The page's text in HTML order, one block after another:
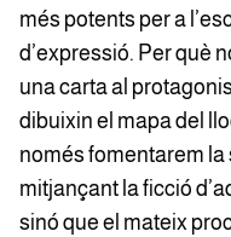
més potents per a
d’expressió. Per què
una carta al
dibuixin el mapa del
només fomentarem la
mitjançant la ficció
sinó que el mateix